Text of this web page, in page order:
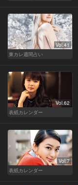
Vol.41
東カレ週間占い
Vol.62
表紙カレンダー
Vol.7
表紙カレンダー